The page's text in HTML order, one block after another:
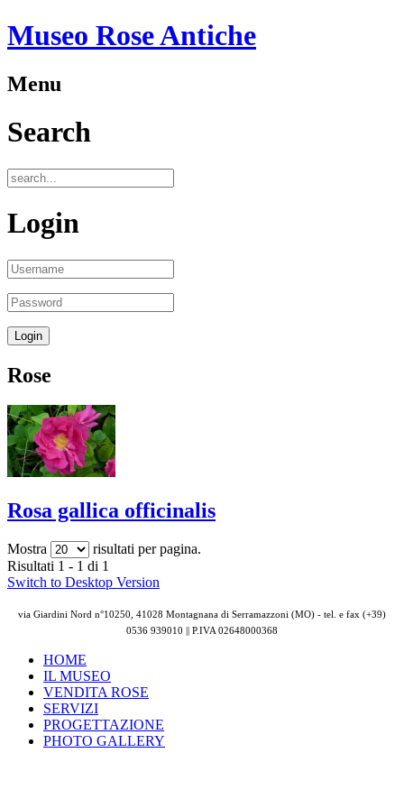
Museo Rose Antiche
Menu
Search
Login
Rose
Rosa gallica officinalis
Mostra
risultati per pagina.
Risultati 1 - 1 di 1
Switch to Desktop Version
via Giardini Nord n°10250, 41028 Montagnana di Serramazzoni (MO) - tel. e fax (+39)
0536 939010 || P.IVA02648000368
HOME
IL MUSEO
VENDITA ROSE
SERVIZI
PROGETTAZIONE
PHOTO GALLERY